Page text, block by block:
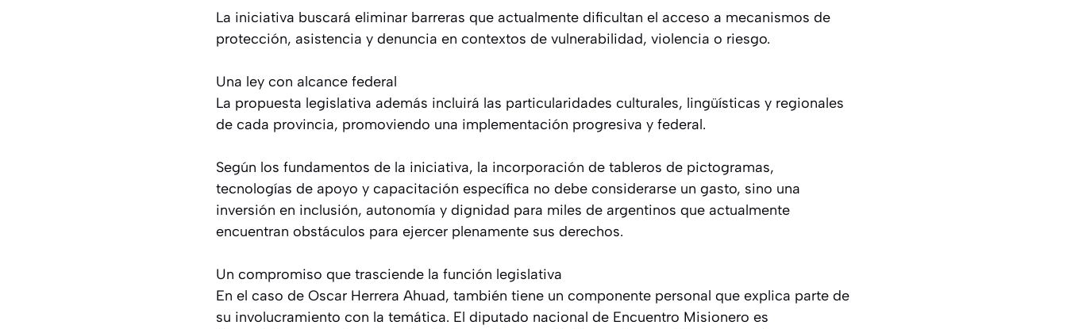
La iniciativa buscará eliminar barreras que actualmente dificultan el acceso a mecanismos de
protección, asistencia y denuncia en contextos de vulnerabilidad, violencia o riesgo.
Una ley con alcance federal
La propuesta legislativa además incluirá las particularidades culturales, lingüísticas y regionales
de cada provincia, promoviendo una implementación progresiva y federal.
Según los fundamentos de la iniciativa, la incorporación de tableros de pictogramas,
tecnologías de apoyo y capacitación específica no debe considerarse un gasto, sino una
inversión en inclusión, autonomía y dignidad para miles de argentinos que actualmente
encuentran obstáculos para ejercer plenamente sus derechos.
Un compromiso que trasciende la función legislativa
En el caso de Oscar Herrera Ahuad, también tiene un componente personal que explica parte de
su involucramiento con la temática. El diputado nacional de Encuentro Misionero es